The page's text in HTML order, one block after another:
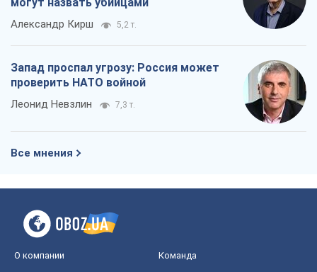
Александр Кирш 5,2 т.
Запад проспал угрозу: Россия может
проверить НАТО войной
Леонид Невзлин 7,3 т.
Все мнения
О компании Команда